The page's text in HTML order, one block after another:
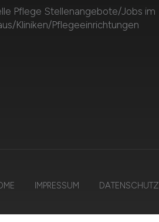
Pflege Stellenangebote/Jobs im
Kliniken/Pflegeeinrichtungen
IMPRESSUM DATENSCHUTZ